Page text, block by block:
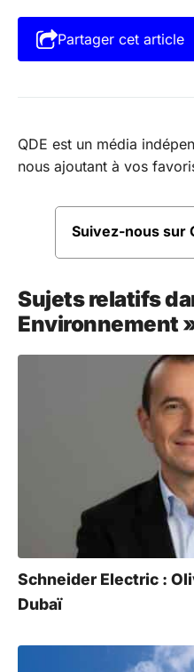
Partager cet article
QDE est un média
nous ajoutant à vos
Suivez-nous sur
Sujets relatifs
Environnement
Schneider Electric :
Dubaï